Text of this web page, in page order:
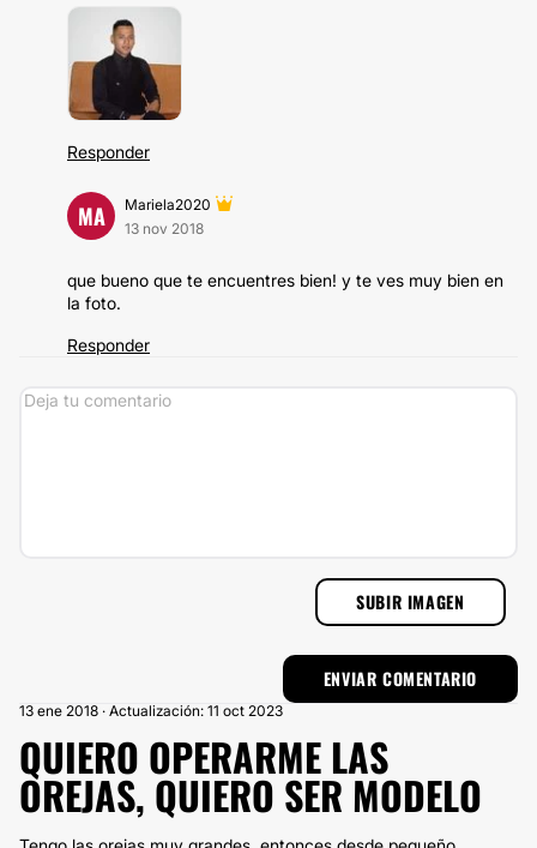
Responder
MA
Mariela2020
13 nov 2018
que bueno que te encuentres bien! y te ves muy bien en
la foto.
Responder
SUBIR IMAGEN
13 ene 2018 · Actualización: 11 oct 2023
QUIERO OPERARME LAS
OREJAS, QUIERO SER MODELO